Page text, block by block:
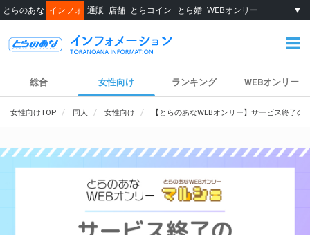
とらのあな インフォ 通販 店舗 とらコイン とら婚 WEBオンリー ▼
総合 女性向け ランキング WEBオンリー
女性向けTOP 同人 女性向け 【とらのあなWEBオンリー】サービス終了の